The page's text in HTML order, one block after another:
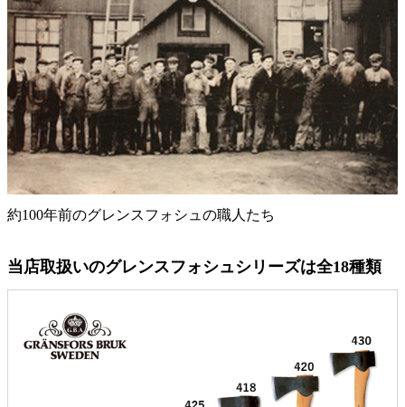
約100年前のグレンスフォシュの職人たち
当店取扱いのグレンスフォシュシリーズは全18種類